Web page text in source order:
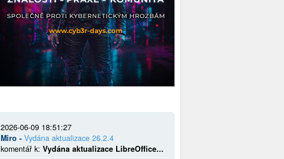
2026-06-09 18:51:27
Miro - Vydána aktualizace 26.2.4
komentář k: Vydána aktualizace LibreOffice...